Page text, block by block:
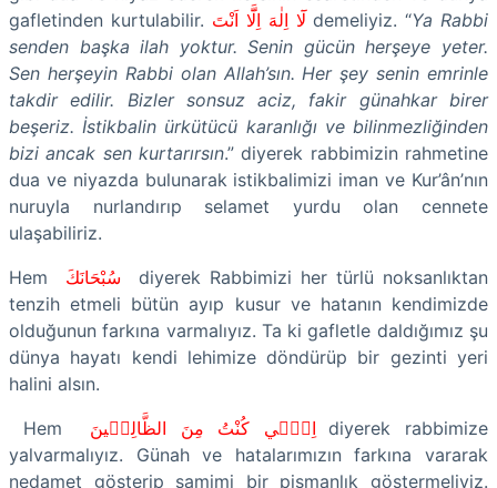
gafletinden kurtulabilir. لَٓا اِلٰهَ اِلَّٓا اَنْتَ demeliyiz. “Ya Rabbi
senden başka ilah yoktur. Senin gücün herşeye yeter.
Sen herşeyin Rabbi olan Allah’sın. Her şey senin emrinle
takdir edilir. Bizler sonsuz aciz, fakir günahkar birer
beşeriz. İstikbalin ürkütücü karanlığı ve bilinmezliğinden
bizi ancak sen kurtarırsın.” diyerek rabbimizin rahmetine
dua ve niyazda bulunarak istikbalimizi iman ve Kur’ân’nın
nuruyla nurlandırıp selamet yurdu olan cennete
ulaşabiliriz.
Hem
سُبْحَانَكَ
diyerek Rabbimizi her türlü noksanlıktan
tenzih etmeli bütün ayıp kusur ve hatanın kendimizde
olduğunun farkına varmalıyız. Ta ki gafletle daldığımız şu
dünya hayatı kendi lehimize döndürüp bir gezinti yeri
halini alsın.
Hem
اِنّ۪ي كُنْتُ مِنَ الظَّالِم۪ينَ
diyerek rabbimize
yalvarmalıyız. Günah ve hatalarımızın farkına vararak
nedamet gösterip samimi bir pişmanlık göstermeliyiz.